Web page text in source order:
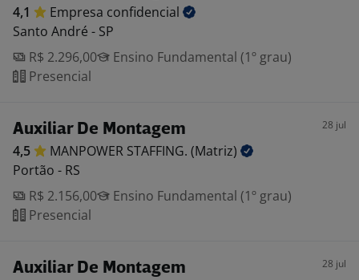
4,1 Empresa confidencial
Santo André - SP
R$ 2.296,00
Ensino Fundamental (1º grau)
Presencial
Auxiliar De Montagem 28 jul
4,5 MANPOWER STAFFING. (Matriz)
Portão - RS
R$ 2.156,00
Ensino Fundamental (1º grau)
Presencial
Auxiliar De Montagem 28 jul